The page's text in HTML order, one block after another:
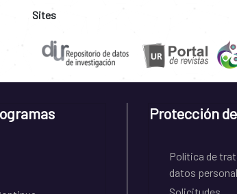
Sites
Protección
Política de
datos